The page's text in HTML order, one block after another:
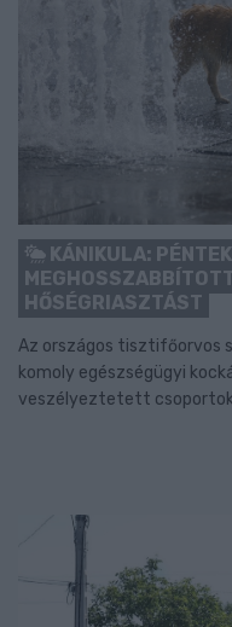
KÁNIKULA:
HŐSÉGRIASZTÁST
Az országos tisztifőorvos
komoly egészségügyi
veszélyeztetett